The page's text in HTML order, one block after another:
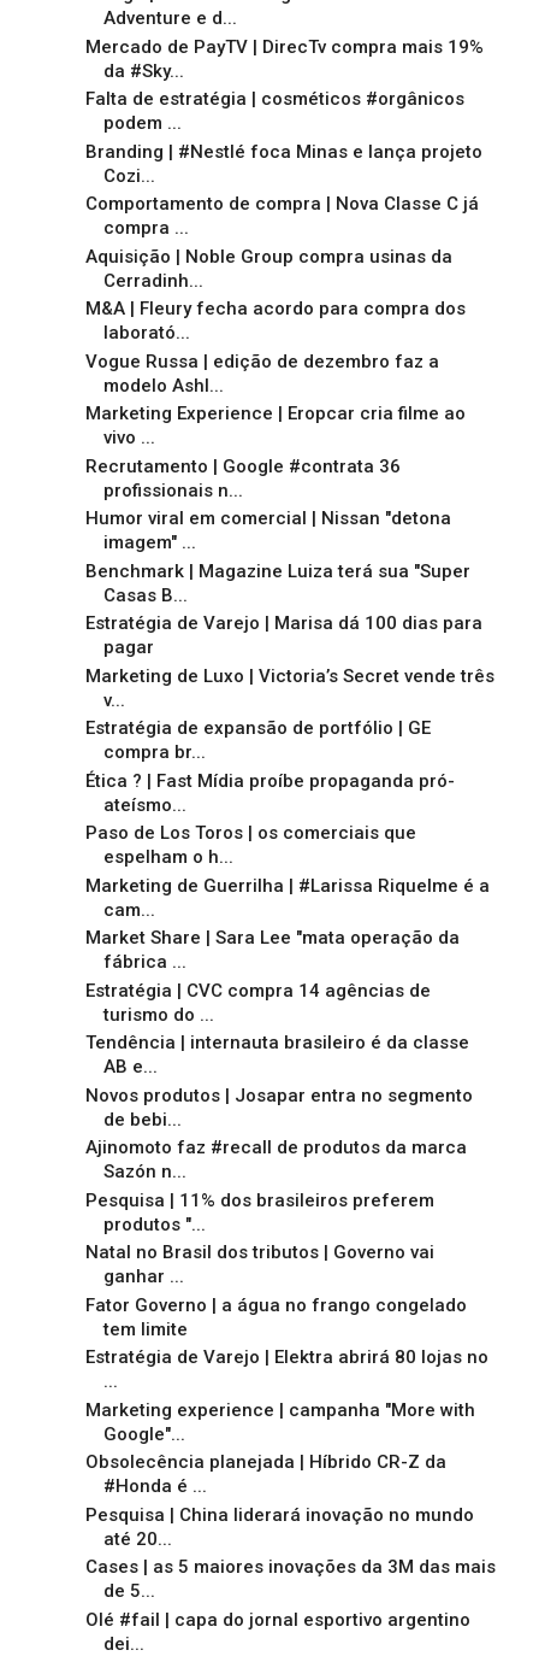
Adventure e d...
Mercado de PayTV | DirecTv compra mais 19%
da #Sky...
Falta de estratégia | cosméticos #orgânicos
podem ...
Branding | #Nestlé foca Minas e lança projeto
Cozi...
Comportamento de compra | Nova Classe C já
compra ...
Aquisição | Noble Group compra usinas da
Cerradinh...
M&A | Fleury fecha acordo para compra dos
laborató...
Vogue Russa | edição de dezembro faz a
modelo Ashl...
Marketing Experience | Eropcar cria filme ao
vivo ...
Recrutamento | Google #contrata 36
profissionais n...
Humor viral em comercial | Nissan "detona
imagem" ...
Benchmark | Magazine Luiza terá sua "Super
Casas B...
Estratégia de Varejo | Marisa dá 100 dias para
pagar
Marketing de Luxo | Victoria’s Secret vende três
v...
Estratégia de expansão de portfólio | GE
compra br...
Ética ? | Fast Mídia proíbe propaganda pró-
ateísmo...
Paso de Los Toros | os comerciais que
espelham o h...
Marketing de Guerrilha | #Larissa Riquelme é a
cam...
Market Share | Sara Lee "mata operação da
fábrica ...
Estratégia | CVC compra 14 agências de
turismo do ...
Tendência | internauta brasileiro é da classe
AB e...
Novos produtos | Josapar entra no segmento
de bebi...
Ajinomoto faz #recall de produtos da marca
Sazón n...
Pesquisa | 11% dos brasileiros preferem
produtos "...
Natal no Brasil dos tributos | Governo vai
ganhar ...
Fator Governo | a água no frango congelado
tem limite
Estratégia de Varejo | Elektra abrirá 80 lojas no
...
Marketing experience | campanha "More with
Google"...
Obsolecência planejada | Híbrido CR-Z da
#Honda é ...
Pesquisa | China liderará inovação no mundo
até 20...
Cases | as 5 maiores inovações da 3M das mais
de 5...
Olé #fail | capa do jornal esportivo argentino
dei...